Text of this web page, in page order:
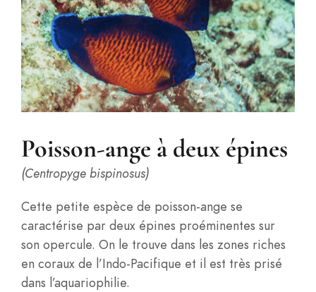
Poisson-ange à deux épines
(Centropyge bispinosus)
Cette petite espèce de poisson-ange se
caractérise par deux épines proéminentes sur
son opercule. On le trouve dans les zones riches
en coraux de l’Indo-Pacifique et il est très prisé
dans l’aquariophilie.